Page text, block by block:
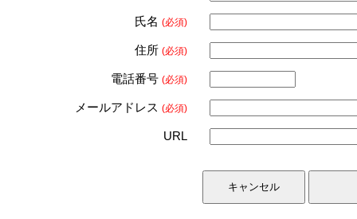
氏名 (必須)
住所 (必須)
電話番号 (必須)
メールアドレス (必須)
URL